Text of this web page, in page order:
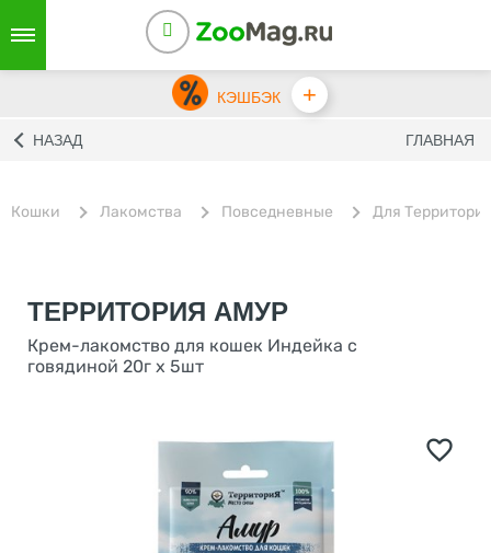
КЭШБЭК +
НАЗАД ГЛАВНАЯ
Кошки Лакомства Повседневные Для
ТЕРРИТОРИЯ АМУР
Крем-лакомство для кошек Индейка с
говядиной 20г х 5шт